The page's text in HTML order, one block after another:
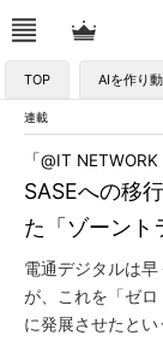
TOP AIを作り
連載
SASEへの移
た「ゾーント
「@IT
電通デジタルは
が、これを「ゼロ
に発展させたと